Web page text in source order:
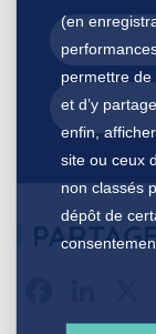
(en
permettre
et d’y
enfin,
site ou ceux
non classés
dépôt de